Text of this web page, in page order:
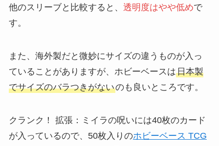
他のスリーブと比較すると、 透明度はやや低めで
す。
また、海外製だと微妙にサイズの違うものが入っ
ていることがありますが、ホビーベースは日本製
でサイズのバラつきがないのも良いところです。
クランク！ 拡張：ミイラの呪いには40枚のカード
が入っているので、50枚入りのホビーベース TCG